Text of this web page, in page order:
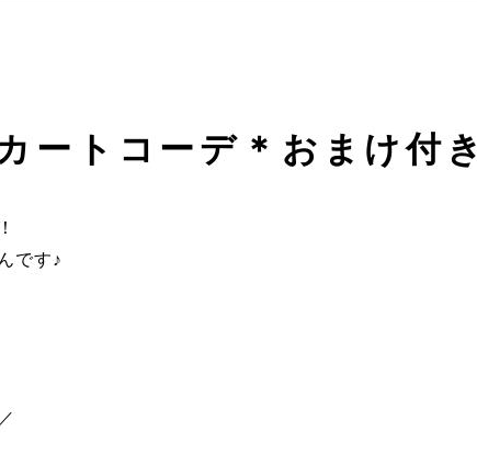
ートコーデ＊おまけ付き
です♪